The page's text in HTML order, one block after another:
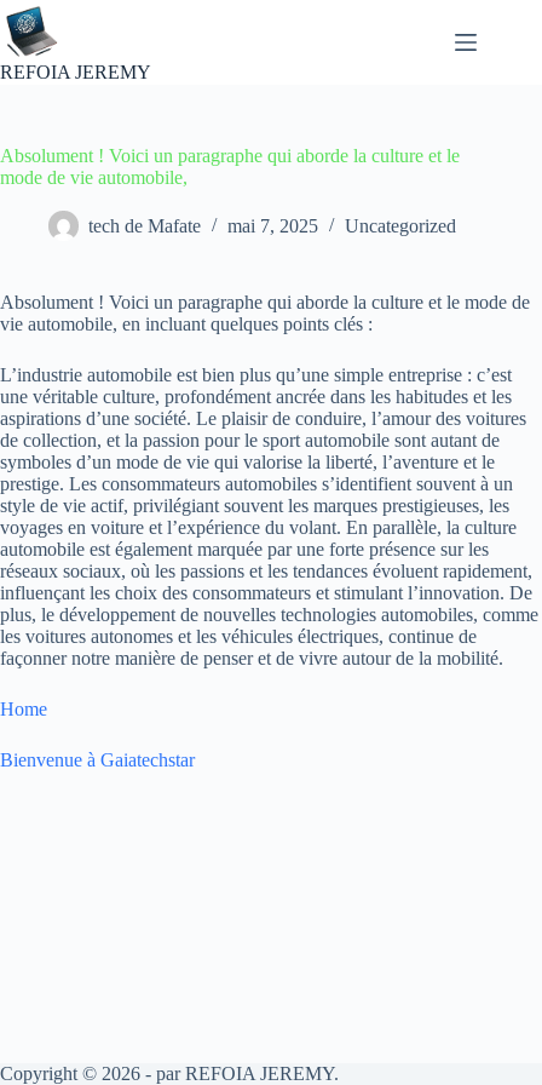
Passer
au
contenu
REFOIA JEREMY
Absolument ! Voici un paragraphe qui aborde la culture et le
mode de vie automobile,
tech de Mafate mai 7, 2025 Uncategorized
Absolument ! Voici un paragraphe qui aborde la culture et le mode de
vie automobile, en incluant quelques points clés :
L’industrie automobile est bien plus qu’une simple entreprise : c’est
une véritable culture, profondément ancrée dans les habitudes et les
aspirations d’une société. Le plaisir de conduire, l’amour des voitures
de collection, et la passion pour le sport automobile sont autant de
symboles d’un mode de vie qui valorise la liberté, l’aventure et le
prestige. Les consommateurs automobiles s’identifient souvent à un
style de vie actif, privilégiant souvent les marques prestigieuses, les
voyages en voiture et l’expérience du volant. En parallèle, la culture
automobile est également marquée par une forte présence sur les
réseaux sociaux, où les passions et les tendances évoluent rapidement,
influençant les choix des consommateurs et stimulant l’innovation. De
plus, le développement de nouvelles technologies automobiles, comme
les voitures autonomes et les véhicules électriques, continue de
façonner notre manière de penser et de vivre autour de la mobilité.
Home
Bienvenue à Gaiatechstar
Copyright © 2026 - par REFOIA JEREMY.